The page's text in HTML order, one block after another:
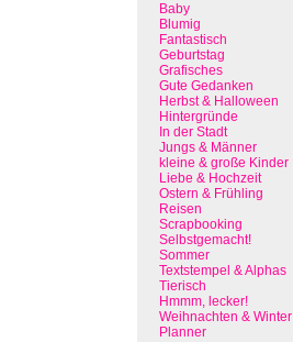
Baby
Blumig
Fantastisch
Geburtstag
Grafisches
Gute Gedanken
Herbst & Halloween
Hintergründe
In der Stadt
Jungs & Männer
kleine & große Kinder
Liebe & Hochzeit
Ostern & Frühling
Reisen
Scrapbooking
Selbstgemacht!
Sommer
Textstempel & Alphas
Tierisch
Hmmm, lecker!
Weihnachten & Winter
Planner